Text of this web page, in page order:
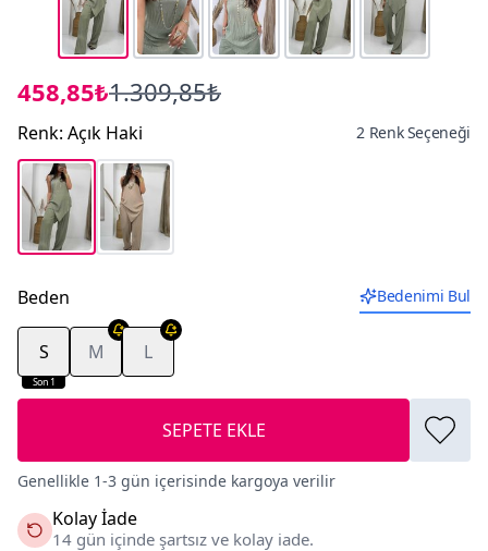
458,85₺1.309,85₺
Renk: Açık Haki 2 Renk Seçeneği
Beden Bedenimi Bul
Son 1
S M L
SEPETE EKLE
Genellikle 1-3 gün içerisinde kargoya verilir
Kolay İade
14 gün içinde şartsız ve kolay iade.